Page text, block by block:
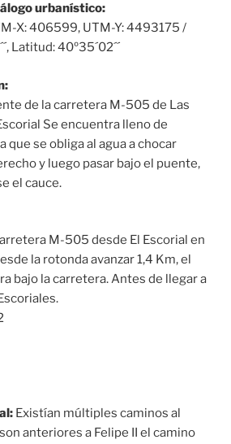
urbanístico:
X: 406599, UTM-Y: 4493175 /
Latitud: 40º35´02´´
de la carretera M-505 de Las
Se encuentra lleno de
que se obliga al agua a chocar
y luego pasar bajo el puente,
el cauce.
M-505 desde El Escorial en
la rotonda avanzar 1,4 Km, el
bajo la carretera. Antes de llegar a
Existían múltiples caminos al
anteriores a Felipe II el camino